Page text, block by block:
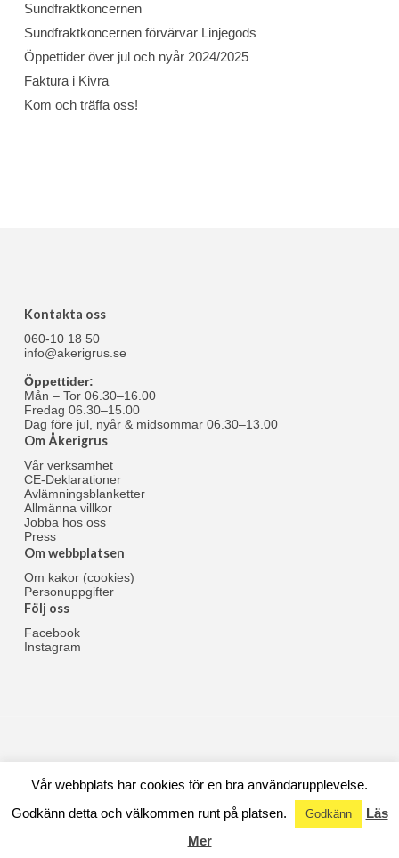
Sundfraktkoncernen
Sundfraktkoncernen förvärvar Linjegods
Öppettider över jul och nyår 2024/2025
Faktura i Kivra
Kom och träffa oss!
Kontakta oss
060-10 18 50
info@akerigrus.se
Öppettider:
Mån – Tor 06.30–16.00
Fredag 06.30–15.00
Dag före jul, nyår & midsommar 06.30–13.00
Om Åkerigrus
Vår verksamhet
CE-Deklarationer
Avlämningsblanketter
Allmänna villkor
Jobba hos oss
Press
Om webbplatsen
Om kakor (cookies)
Personuppgifter
Följ oss
Facebook
Instagram
© 1971-2024 Åkerigrus i Sundsvall AB |Cookies
Vår webbplats har cookies för en bra användarupplevelse.
Godkänn detta och välkommen runt på platsen.
Godkänn
Läs
Mer